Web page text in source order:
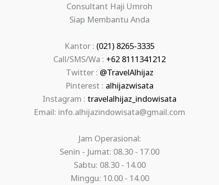
Consultant Haji Umroh
Siap Membantu Anda
Kantor : (021) 8265-3335
Call/SMS/Wa : +62 8111341212
Twitter : @TravelAlhijaz
Pinterest : alhijazwisata
Instagram : travelalhijaz_indowisata
Email: info.alhijazindowisata@gmail.com
Jam Operasional:
Senin - Jumat: 08.30 - 17.00
Sabtu: 08.30 - 14.00
Minggu: 10.00 - 14.00